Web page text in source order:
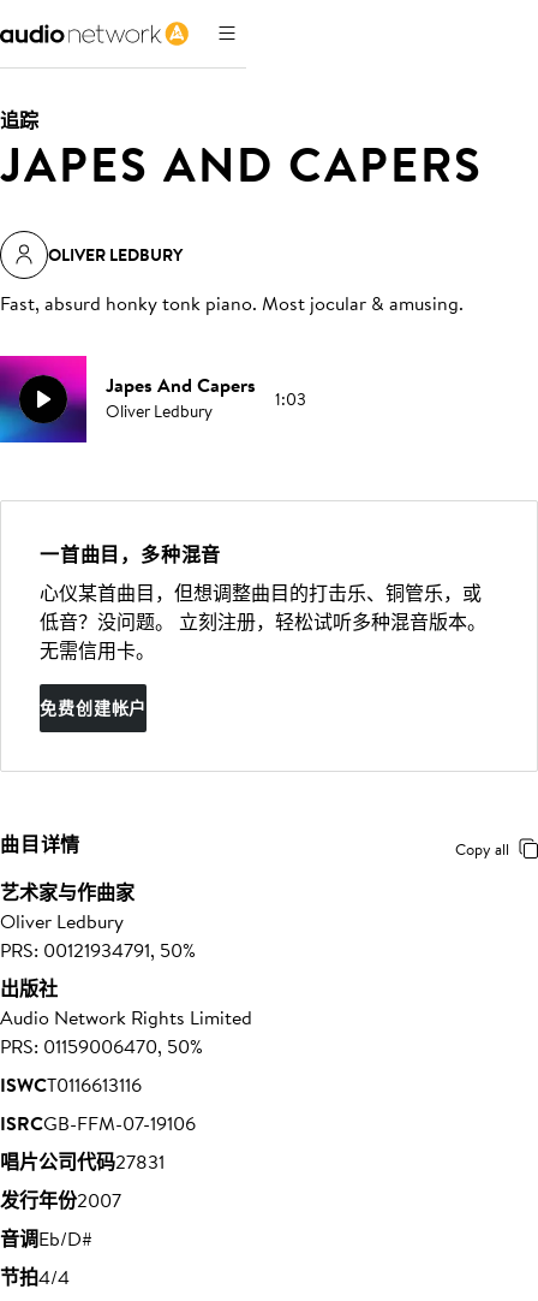
追踪
JAPES AND CAPERS
OLIVER LEDBURY
Fast, absurd honky tonk piano. Most jocular & amusing.
Japes And Capers
Oliver Ledbury 1:03
一首曲目，多种混音
心仪某首曲目，但想调整曲目的打击乐、铜管乐，或
低音？没问题。 立刻注册，轻松试听多种混音版本。
无需信用卡。
免费创建帐户
曲目详情 Copy all
艺术家与作曲家
Oliver Ledbury
PRS: 00121934791, 50%
出版社
Audio Network Rights Limited
PRS: 01159006470, 50%
ISWCT0116613116
ISRCGB-FFM-07-19106
唱片公司代码27831
发行年份2007
音调Eb/D#
节拍4/4